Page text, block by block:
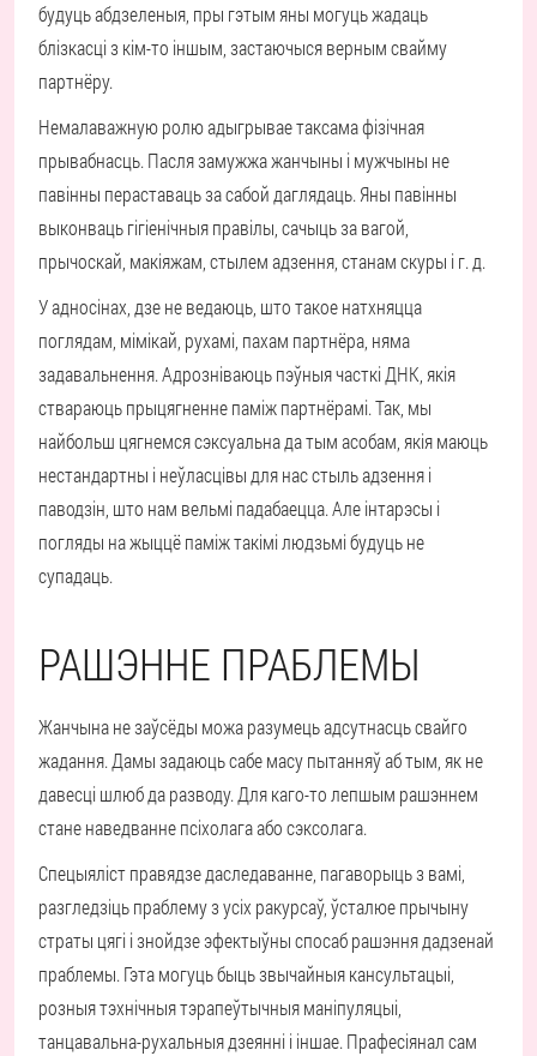
будуць абдзеленыя, пры гэтым яны могуць жадаць
блізкасці з кім-то іншым, застаючыся верным свайму
партнёру.
Немалаважную ролю адыгрывае таксама фізічная
прывабнасць. Пасля замужжа жанчыны і мужчыны не
павінны пераставаць за сабой даглядаць. Яны павінны
выконваць гігіенічныя правілы, сачыць за вагой,
прычоскай, макіяжам, стылем адзення, станам скуры і г. д.
У адносінах, дзе не ведаюць, што такое натхняцца
поглядам, мімікай, рухамі, пахам партнёра, няма
задавальнення. Адрозніваюць пэўныя часткі ДНК, якія
ствараюць прыцягненне паміж партнёрамі. Так, мы
найбольш цягнемся сэксуальна да тым асобам, якія маюць
нестандартны і неўласцівы для нас стыль адзення і
паводзін, што нам вельмі падабаецца. Але інтарэсы і
погляды на жыццё паміж такімі людзьмі будуць не
супадаць.
РАШЭННЕ ПРАБЛЕМЫ
Жанчына не заўсёды можа разумець адсутнасць свайго
жадання. Дамы задаюць сабе масу пытанняў аб тым, як не
давесці шлюб да разводу. Для каго-то лепшым рашэннем
стане наведванне псіхолага або сэксолага.
Спецыяліст правядзе даследаванне, пагаворыць з вамі,
разгледзіць праблему з усіх ракурсаў, ўсталюе прычыну
страты цягі і знойдзе эфектыўны спосаб рашэння дадзенай
праблемы. Гэта могуць быць звычайныя кансультацыі,
розныя тэхнічныя тэрапеўтычныя маніпуляцыі,
танцавальна-рухальныя дзеянні і іншае. Прафесіянал сам